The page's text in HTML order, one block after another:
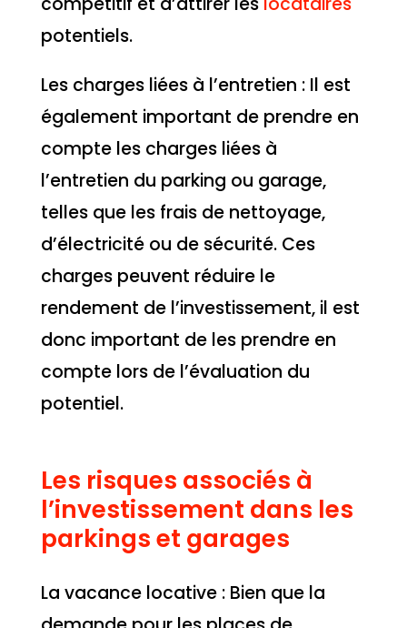
potentiels.
Les charges liées à l’entretien : Il est
également important de prendre en
compte les charges liées à
l’entretien du parking ou garage,
telles que les frais de nettoyage,
d’électricité ou de sécurité. Ces
charges peuvent réduire le
rendement de l’investissement, il est
donc important de les prendre en
compte lors de l’évaluation du
potentiel.
Les risques associés à
l’investissement dans les
parkings et garages
La vacance locative : Bien que la